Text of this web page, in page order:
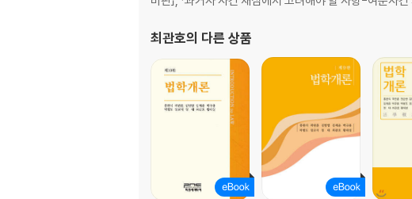
최관호의 다른 상품